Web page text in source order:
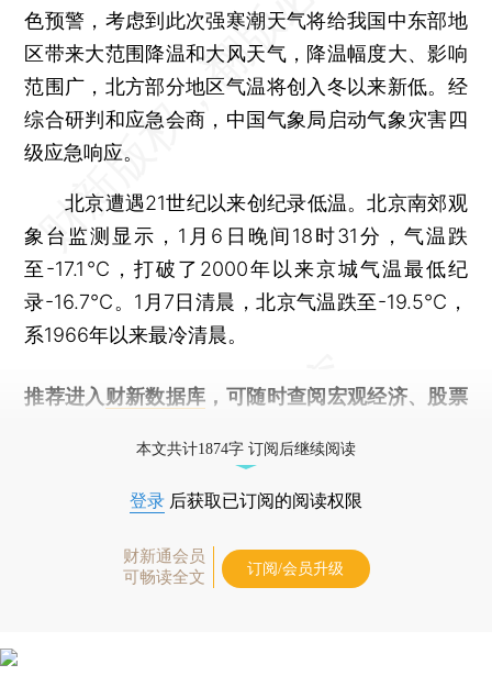
色预警，考虑到此次强寒潮天气将给我国中东部地
区带来大范围降温和大风天气，降温幅度大、影响
范围广，北方部分地区气温将创入冬以来新低。经
综合研判和应急会商，中国气象局启动气象灾害四
级应急响应。
北京遭遇21世纪以来创纪录低温。北京南郊观
象台监测显示，1月6日晚间18时31分，气温跌
至-17.1℃，打破了2000年以来京城气温最低纪
录-16.7℃。1月7日清晨，北京气温跌至-19.5℃，
系1966年以来最冷清晨。
推荐进入 财新数据库 ，可随时查阅宏观经济、股票
本文共计1874字 订阅后继续阅读
登录 后获取已订阅的阅读权限
财新通会员
可畅读全文
订阅/会员升级